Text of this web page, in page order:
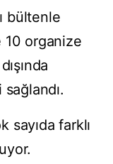
bültenle
10 organize
sayıda farklı